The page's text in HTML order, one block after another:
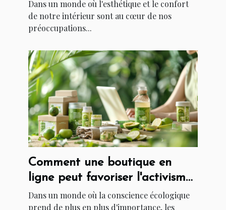
Dans un monde où l'esthétique et le confort
de notre intérieur sont au cœur de nos
préoccupations...
Comment une boutique en
ligne peut favoriser l'activisme
à travers des produits
Dans un monde où la conscience écologique
prend de plus en plus d'importance, les